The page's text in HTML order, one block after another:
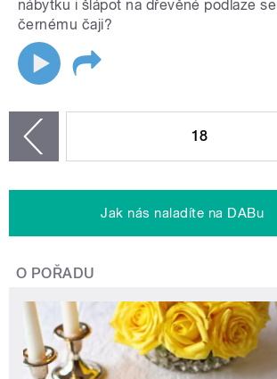
nábytku i šlápot na dřevěné podlaze
černému čaji?
18
Jak nás naladíte na DABu
O POŘADU